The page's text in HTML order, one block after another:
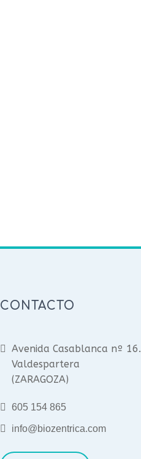
CONTACTO
Avenida Casablanca nº 16.
Valdespartera
(ZARAGOZA)
605 154 865
info@biozentrica.com